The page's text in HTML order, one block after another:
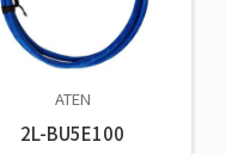
ATEN
2L-BU5E100